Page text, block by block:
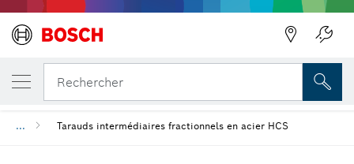
Rechercher
... Tarauds intermédiaires fractionnels en acier HCS
VOTRE VARIANTE SÉLECTIONNÉE
Tarauds intermédiaires fractionnels en